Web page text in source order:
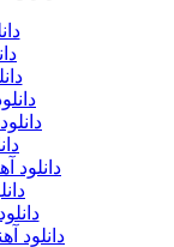
دانلود
دانلود